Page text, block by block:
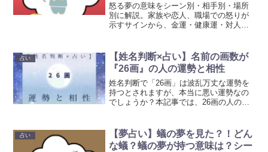
怒る夢の意味をシーン別・相手別・場所
別に解説。家族や恋人、職場での怒りが
示すサインから、金運・健康運・対人運
考にして頂ければ幸いです。
占い
【姓名判断×占い】名前の画数が
『26画』の人の運勢と相性
姓名判断で「26画」は波乱万丈な運勢を
持つとされますが、本当に悪い運勢なの
でしょうか？本記事では、26画の人の性
ければ幸いです。
占い
【夢占い】蟻の夢を見た？！どん
な蟻？蟻の夢が持つ意味は？シー